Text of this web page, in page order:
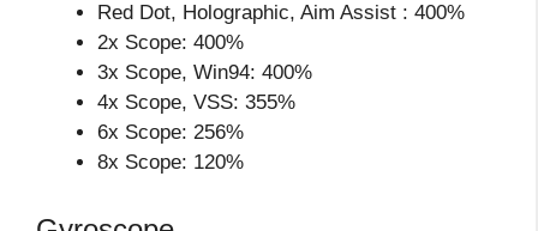
Red Dot, Holographic, Aim Assist : 400%
2x Scope: 400%
3x Scope, Win94: 400%
4x Scope, VSS: 355%
6x Scope: 256%
8x Scope: 120%